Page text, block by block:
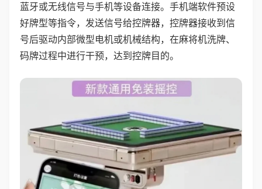
蓝牙或无线信号与手机等设备连接。手机端软件预设
好牌型等指令，发送信号给控牌器，控牌器接收到信
号后驱动内部微型电机或机械结构，在麻将机洗牌、
码牌过程中进行干预，达到控牌目的。